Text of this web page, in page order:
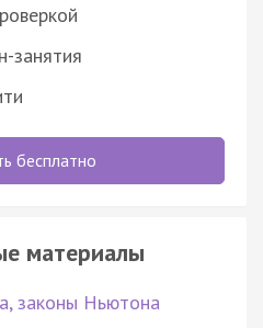
занятия
бесплатно
материалы
законы Ньютона